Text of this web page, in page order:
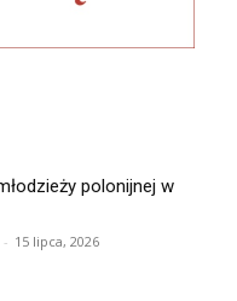
polonijnej w
- 15 lipca, 2026